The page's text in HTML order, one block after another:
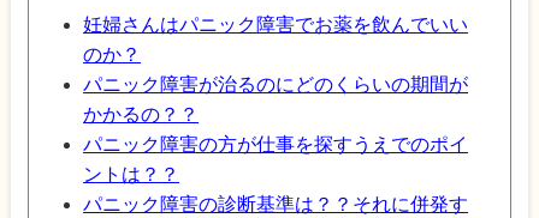
妊婦さんはパニック障害でお薬を飲んでいい
のか？
パニック障害が治るのにどのくらいの期間が
かかるの？？
パニック障害の方が仕事を探すうえでのポイ
ントは？？
パニック障害の診断基準は？？それに併発す